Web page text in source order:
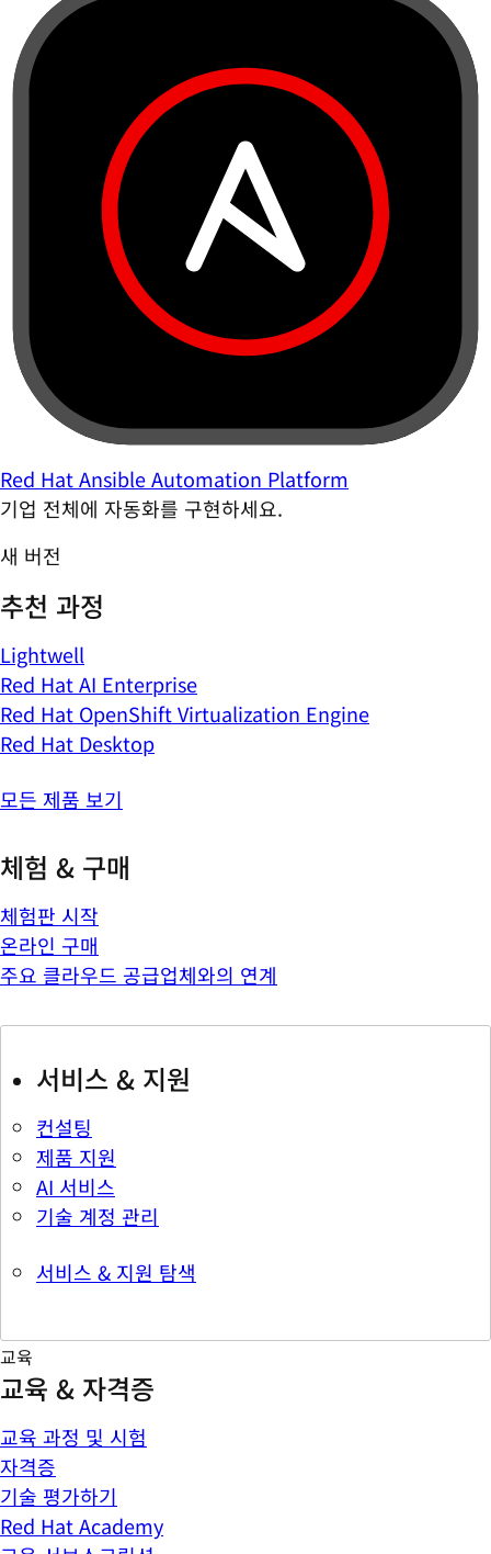
Red Hat Ansible Automation Platform
기업 전체에 자동화를 구현하세요.
새 버전
추천 과정
Lightwell
Red Hat AI Enterprise
Red Hat OpenShift Virtualization Engine
Red Hat Desktop
모든 제품 보기
체험 & 구매
체험판 시작
온라인 구매
주요 클라우드 공급업체와의 연계
서비스 & 지원
컨설팅
제품 지원
AI 서비스
기술 계정 관리
서비스 & 지원 탐색
교육
교육 & 자격증
교육 과정 및 시험
자격증
기술 평가하기
Red Hat Academy